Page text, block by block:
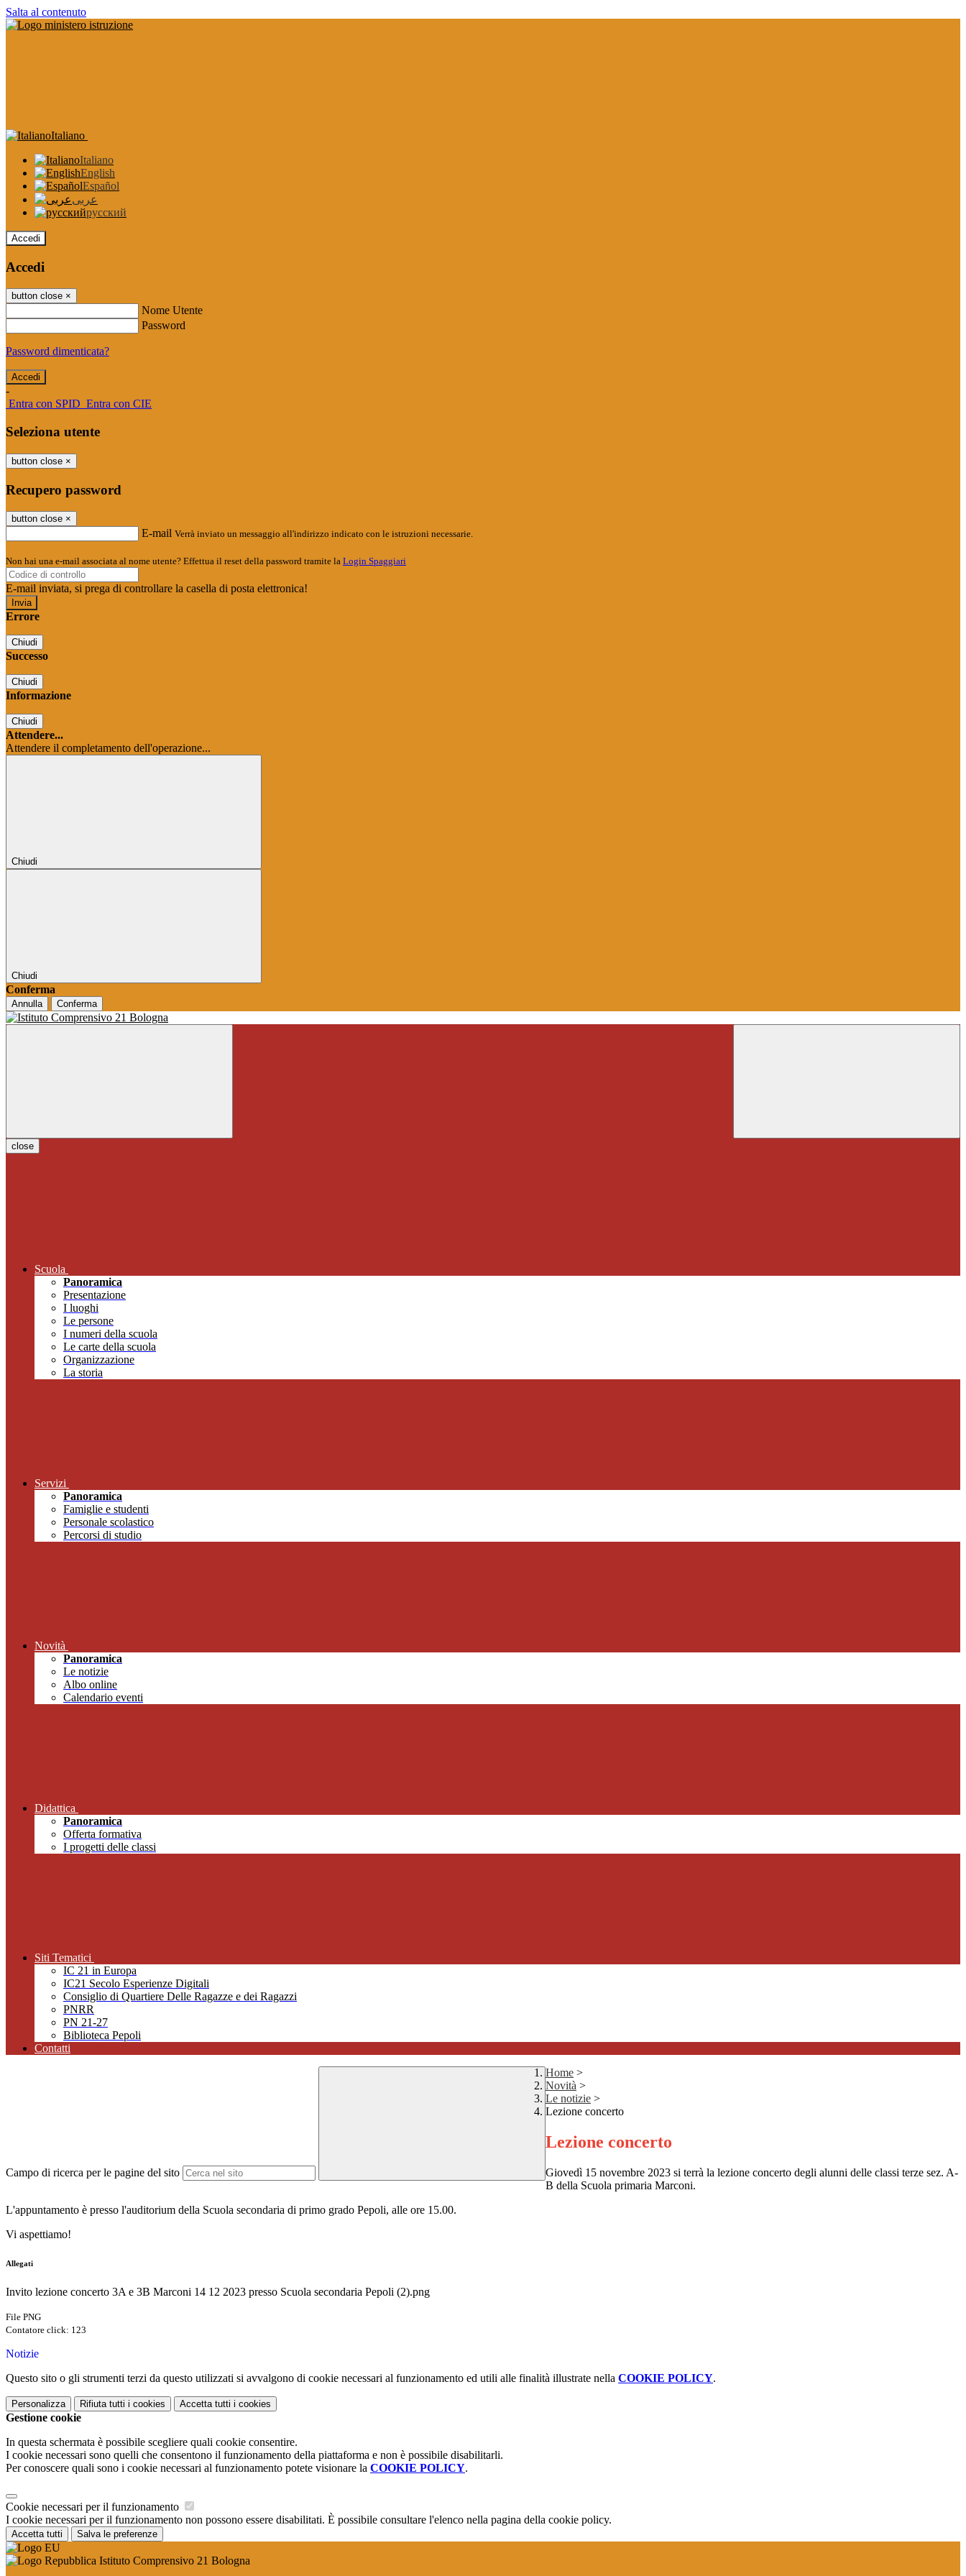
Salta al contenuto
Italiano
Italiano
English
Español
عربى
русский
Accedi
Accedi
button close ×
Nome Utente
Password
Password dimenticata?
-
Entra con SPID Entra con CIE
Seleziona utente
button close ×
Recupero password
button close ×
E-mail Verrà inviato un messaggio all'indirizzo indicato con le istruzioni necessarie.
Non hai una e-mail associata al nome utente? Effettua il reset della password tramite la Login Spaggiari
E-mail inviata, si prega di controllare la casella di posta elettronica!
Errore
Chiudi
Successo
Chiudi
Informazione
Chiudi
Attendere...
Attendere il completamento dell'operazione...
Chiudi
Chiudi
Conferma
Annulla Conferma
close
Scuola
Panoramica
Presentazione
I luoghi
Le persone
I numeri della scuola
Le carte della scuola
Organizzazione
La storia
Servizi
Panoramica
Famiglie e studenti
Personale scolastico
Percorsi di studio
Novità
Panoramica
Le notizie
Albo online
Calendario eventi
Didattica
Panoramica
Offerta formativa
I progetti delle classi
Siti Tematici
IC 21 in Europa
IC21 Secolo Esperienze Digitali
Consiglio di Quartiere Delle Ragazze e dei Ragazzi
PNRR
PN 21-27
Biblioteca Pepoli
Contatti
Campo di ricerca per le pagine del sito
Home >
Novità >
Le notizie >
Lezione concerto
Lezione concerto
Giovedì 15 novembre 2023 si terrà la lezione concerto degli alunni delle classi terze sez. A-
B della Scuola primaria Marconi.
L'appuntamento è presso l'auditorium della Scuola secondaria di primo grado Pepoli, alle ore 15.00.
Vi aspettiamo!
Allegati
Invito lezione concerto 3A e 3B Marconi 14 12 2023 presso Scuola secondaria Pepoli (2).png
File PNG
Contatore click: 123
Notizie
Questo sito o gli strumenti terzi da questo utilizzati si avvalgono di cookie necessari al funzionamento ed utili alle finalità illustrate nella COOKIE POLICY.
Personalizza Rifiuta tutti i cookies Accetta tutti i cookies
Gestione cookie
In questa schermata è possibile scegliere quali cookie consentire.
I cookie necessari sono quelli che consentono il funzionamento della piattaforma e non è possibile disabilitarli.
Per conoscere quali sono i cookie necessari al funzionamento potete visionare la COOKIE POLICY.
Cookie necessari per il funzionamento
I cookie necessari per il funzionamento non possono essere disabilitati. È possibile consultare l'elenco nella pagina della cookie policy.
Accetta tutti Salva le preferenze
Istituto Comprensivo 21 Bologna